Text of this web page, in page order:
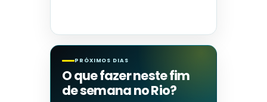
PRÓXIMOS DIAS
O que fazer neste fim
de semana no Rio?